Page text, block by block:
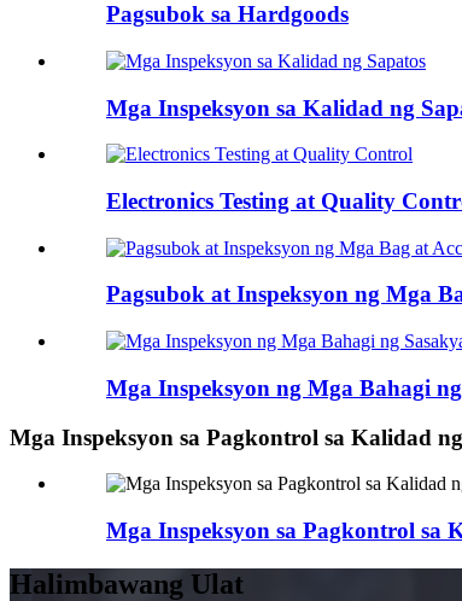
Pagsubok sa Hardgoods
Mga Inspeksyon sa Kalidad ng
Electronics Testing at Quality
Pagsubok at Inspeksyon ng Mga
Mga Inspeksyon ng Mga Bahagi
Mga Inspeksyon sa Pagkontrol sa Kalidad
Mga Inspeksyon sa Pagkontrol
Halimbawang Ulat